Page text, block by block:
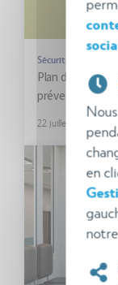
Sécurité incendie
Plan
prévention des
22 juillet 2024
en